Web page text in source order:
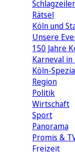
Rätsel
Köln und
Unsere
150 Jahre
Karneval in
Köln-
Region
Politik
Wirtschaft
Sport
Panorama
Promis &
Freizeit